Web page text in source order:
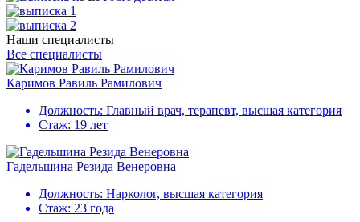
Наши специалисты
Все специалисты
Каримов Равиль Рамилович
Должность: Главный врач, терапевт, высшая категория
Стаж: 19 лет
Гадельшина Резида Венеровна
Должность: Нарколог, высшая категория
Стаж: 23 года